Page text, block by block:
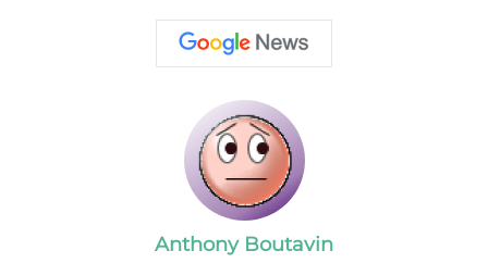
Anthony Boutavin